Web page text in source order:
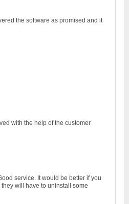
the software as promised and it
with the help of the customer
service. It would be better if you
will have to uninstall some